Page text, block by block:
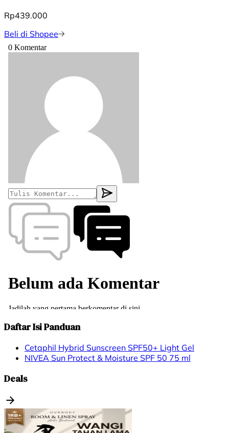
Rp439.000
Beli di Shopee
Daftar Isi Panduan
Cetaphil Hybrid Sunscreen SPF50+ Light Gel
NIVEA Sun Protect & Moisture SPF 50 75 ml
Deals